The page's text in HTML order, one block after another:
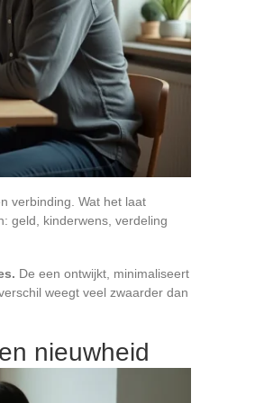
verbinding. Wat het laat
geld, kinderwens, verdeling
De een ontwijkt, minimaliseert
weegt veel zwaarder dan
nieuwheid